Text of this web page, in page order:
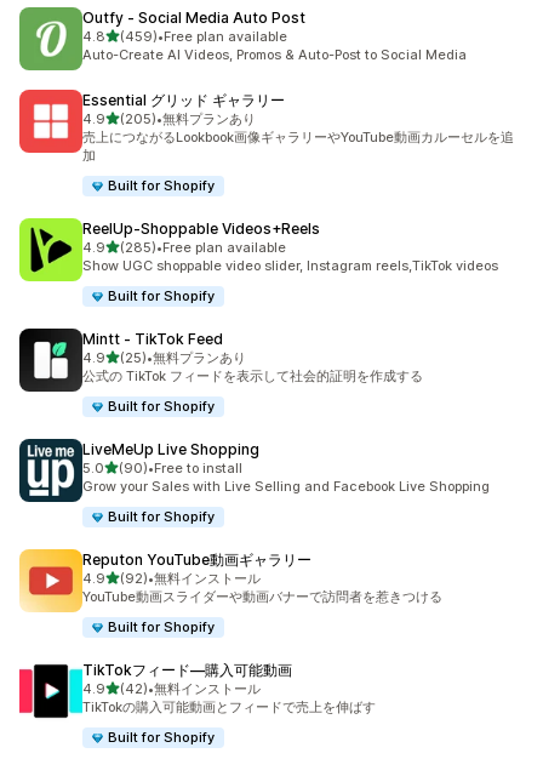
Outfy ‑ Social Media Auto Post
4.85つ星中
(459)
合計レビュー数：459件
•Free plan available
Auto-Create AI Videos, Promos & Auto-Post to Social Media
Essential グリッド ギャラリー
4.95つ星中
(205)
合計レビュー数：205件
•無料プランあり
売上につながるLookbook画像ギャラリーやYouTube動画カルーセルを追
加
Built for Shopify
ReelUp‑Shoppable Videos+Reels
4.95つ星中
(285)
合計レビュー数：285件
•Free plan available
Show UGC shoppable video slider, Instagram reels,TikTok videos
Built for Shopify
Mintt ‑ TikTok Feed
4.95つ星中
(25)
合計レビュー数：25件
•無料プランあり
公式の TikTok フィードを表示して社会的証明を作成する
Built for Shopify
LiveMeUp Live Shopping
5.05つ星中
(90)
合計レビュー数：90件
•Free to install
Grow your Sales with Live Selling and Facebook Live Shopping
Built for Shopify
Reputon YouTube動画ギャラリー
4.95つ星中
(92)
合計レビュー数：92件
•無料インストール
YouTube動画スライダーや動画バナーで訪問者を惹きつける
Built for Shopify
TikTokフィード—購入可能動画
4.95つ星中
(42)
合計レビュー数：42件
•無料インストール
TikTokの購入可能動画とフィードで売上を伸ばす
Built for Shopify